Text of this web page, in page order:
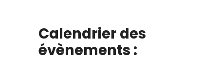
Calendrier des
évènements :